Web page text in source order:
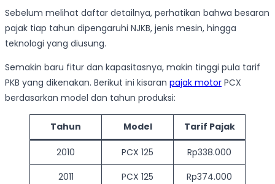
Sebelum melihat daftar detailnya, perhatikan bahwa besaran
pajak tiap tahun dipengaruhi NJKB, jenis mesin, hingga
teknologi yang diusung.
Semakin baru fitur dan kapasitasnya, makin tinggi pula tarif
PKB yang dikenakan. Berikut ini kisaran pajak motor PCX
berdasarkan model dan tahun produksi:
Tahun Model Tarif Pajak
2010 PCX 125
Rp338.000
2011
PCX 125
Rp374.000